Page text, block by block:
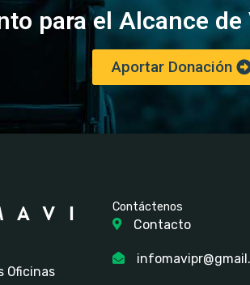
para el Alcance
Aportar Donación
Oficinas
Contáctenos
Contacto